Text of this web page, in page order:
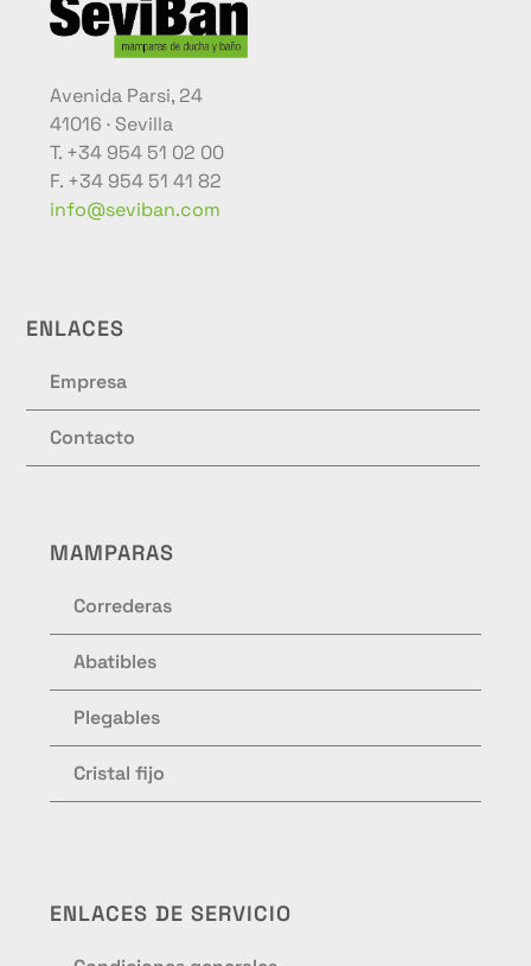
Avenida Parsi, 24
41016 · Sevilla
T. +34 954 51 02 00
F. +34 954 51 41 82
info@seviban.com
ENLACES
Empresa
Contacto
MAMPARAS
Correderas
Abatibles
Plegables
Cristal fijo
ENLACES DE SERVICIO